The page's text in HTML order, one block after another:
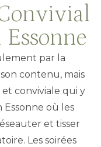
Essonne
par la
contenu, mais
et conviviale qui y
Essonne où les
et tisser
Les soirées